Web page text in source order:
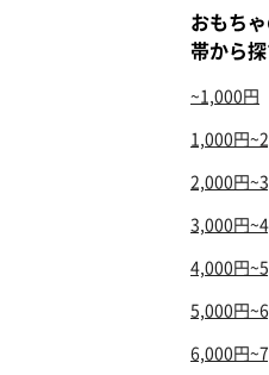
おもち
帯から
~1,000円
1,000円
2,000円
3,000円
4,000円
5,000円
6,000円